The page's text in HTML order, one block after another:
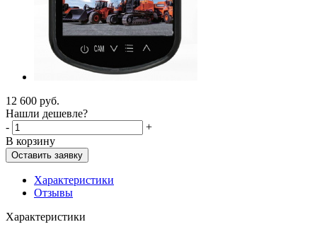
12 600 руб.
Нашли дешевле?
-
+
В корзину
Оставить заявку
Характеристики
Отзывы
Характеристики